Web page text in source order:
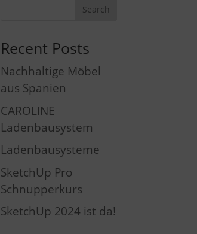
Recent Posts
Nachhaltige Möbel
aus Spanien
CAROLINE
Ladenbausystem
Ladenbausysteme
SketchUp Pro
Schnupperkurs
SketchUp 2024 ist da!